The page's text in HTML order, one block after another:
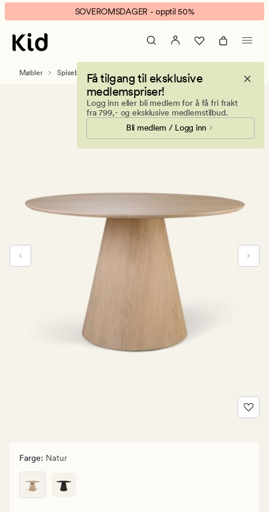
Maia
spisebord
natur
banner.
Klikk
ESCAPE
SOVEROMSDAGER - opptil 50%
Få tilgang til eksklusive
medlemspriser!
Logg inn eller bli medlem for å få fri frakt
fra 799,- og eksklusive medlemstilbud.
Bli medlem / Logg inn
Møbler Spisebord
Farge: Natur